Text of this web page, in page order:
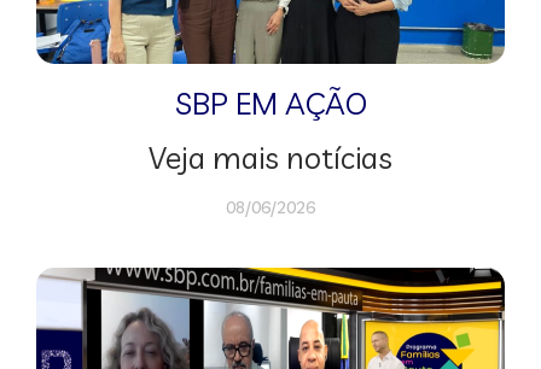
SBP EM AÇÃO
Veja mais notícias
08/06/2026